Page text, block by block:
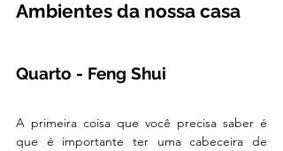
Ambientes da nossa casa
Quarto - Feng Shui
A primeira coisa que você precisa saber é
que é importante ter uma cabeceira de